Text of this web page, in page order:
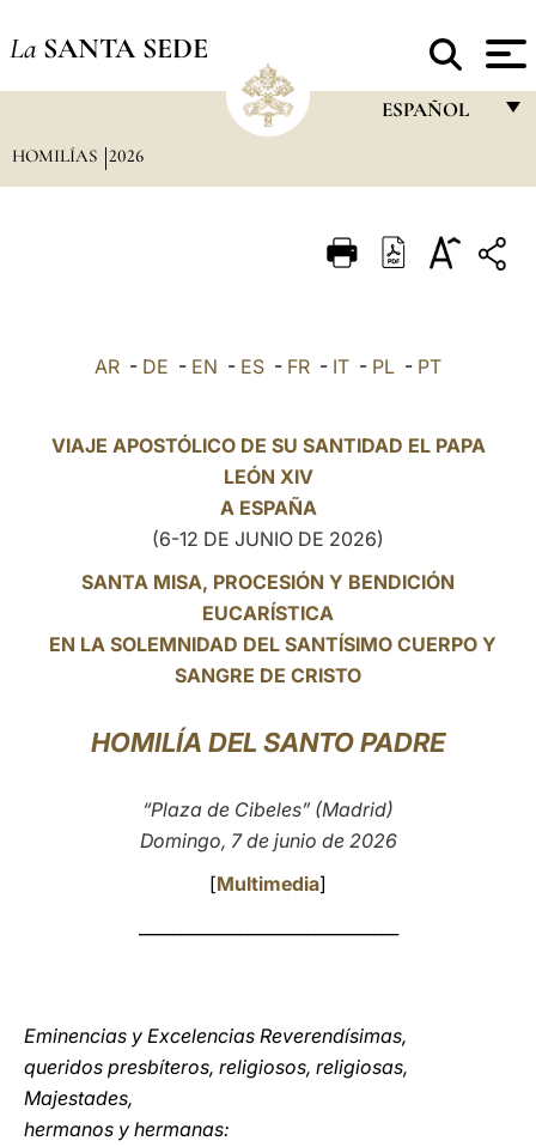
La SANTA SEDE
ESPAÑOL
ITALIANO
POLSKI
中文
LATINE
HOMILÍAS 2026
AR - DE - EN - ES - FR - IT - PL - PT
VIAJE APOSTÓLICO DE SU SANTIDAD EL PAPA
LEÓN XIV
A ESPAÑA
(6-12 DE JUNIO DE 2026)
SANTA MISA, PROCESIÓN Y BENDICIÓN
EUCARÍSTICA
EN LA SOLEMNIDAD DEL SANTÍSIMO CUERPO Y
SANGRE DE CRISTO
HOMILÍA DEL SANTO PADRE
“Plaza de Cibeles” (Madrid)
Domingo, 7 de junio de 2026
[Multimedia]
Eminencias y Excelencias Reverendísimas,
queridos presbíteros, religiosos, religiosas,
Majestades,
hermanos y hermanas: